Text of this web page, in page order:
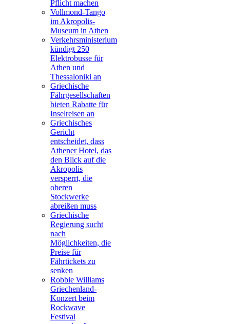
Pflicht machen
Vollmond-Tango
im Akropolis-
Museum in Athen
Verkehrsministerium
kündigt 250
Elektrobusse für
Athen und
Thessaloniki an
Griechische
Fährgesellschaften
bieten Rabatte für
Inselreisen an
Griechisches
Gericht
entscheidet, dass
Athener Hotel, das
den Blick auf die
Akropolis
versperrt, die
oberen
Stockwerke
abreißen muss
Griechische
Regierung sucht
nach
Möglichkeiten, die
Preise für
Fährtickets zu
senken
Robbie Williams
Griechenland-
Konzert beim
Rockwave
Festival